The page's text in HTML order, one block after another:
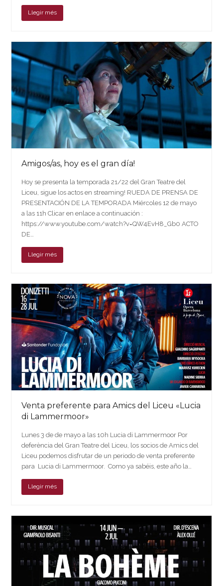
Llegir més
Amigos/as, hoy es el gran día!
Hoy se presenta la temporada 21/22 del Gran Teatre del
Liceu, sigue los actos en streaming! RUEDA DE PRENSA DE
PRESENTACIÓN DE LA TEMPORADA Miércoles 12 de mayo
a las 11h Clicar en enlace a continuación :
https://www.youtube.com/watch?v=QW4EvH8_Gb0 ACTO
DE…
Llegir més
Venta preferente para Amics del Liceu «Lucia
di Lammermoor»
Lunes 3 de de mayo a las 10h Lucia di Lammermoor Por
deferència del Gran Teatre del Liceu, los socios de Amics del
Liceu podemos disfrutar de un periodo de venta preferente
para Lucia di Lammermoor. Como ya sabéis, este año la…
Llegir més